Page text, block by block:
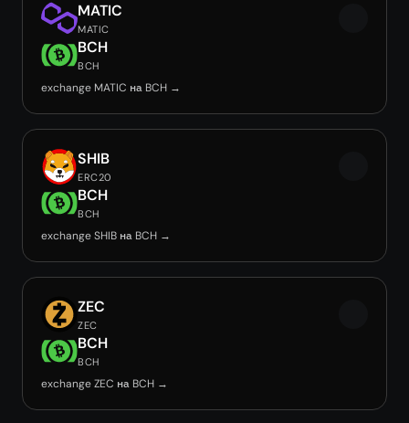
MATIC
MATIC
BCH
BCH
exchange MATIC на BCH →
SHIB
ERC20
BCH
BCH
exchange SHIB на BCH →
ZEC
ZEC
BCH
BCH
exchange ZEC на BCH →